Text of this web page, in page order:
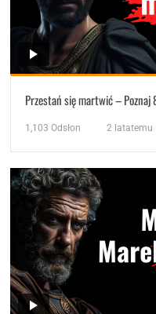
Przestań się martwić – Poznaj
1,103 Odsłon 2 latatemu